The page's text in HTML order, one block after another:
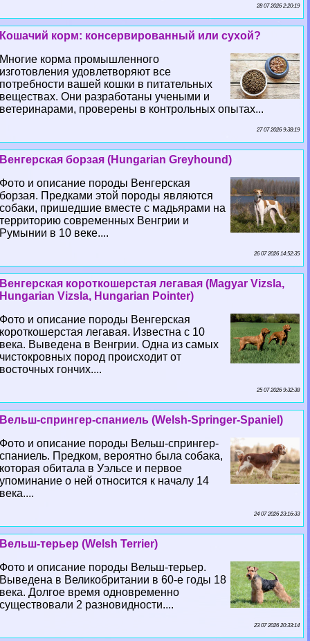
28 07 2026 2:20:19
Кошачий корм: консервированный или сухой?
Многие корма промышленного
изготовления удовлетворяют все
потребности вашей кошки в питательных
веществах. Они разработаны учеными и
ветеринарами, проверены в контрольных опытах...
27 07 2026 9:38:19
Венгерская борзая (Hungarian Greyhound)
Фото и описание породы Венгерская
борзая. Предками этой породы являются
собаки, пришедшие вместе с мадьярами на
территорию современных Венгрии и
Румынии в 10 веке....
26 07 2026 14:52:35
Венгерская короткошерстая легавая (Magyar Vizsla,
Hungarian Vizsla, Hungarian Pointer)
Фото и описание породы Венгерская
короткошерстая легавая. Известна с 10
века. Выведена в Венгрии. Одна из самых
чистокровных пород происходит от
восточных гончих....
25 07 2026 9:32:38
Вельш-спрингер-спаниель (Welsh-Springer-Spaniel)
Фото и описание породы Вельш-спрингер-
спаниель. Предком, вероятно была собака,
которая обитала в Уэльсе и первое
упоминание о ней относится к началу 14
века....
24 07 2026 23:16:33
Вельш-терьер (Welsh Terrier)
Фото и описание породы Вельш-терьер.
Выведена в Великобритании в 60-е годы 18
века. Долгое время одновременно
существовали 2 разновидности....
23 07 2026 20:33:14